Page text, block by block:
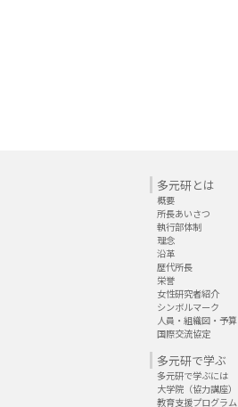
多元研とは
概要
所長あいさつ
執行部体制
理念
沿革
歴代所長
栄誉
女性研究者紹介
シンボルマーク
人員・組織図・予算
国際交流協定
多元研で学ぶ
多元研で学ぶには
大学院（協力講座）
教育支援プログラム